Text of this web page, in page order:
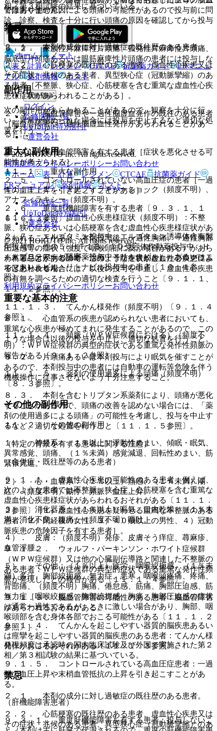
相／第３相試験の結果に基づいている。
禁忌
２．１． 本剤の成分に対し過敏症の既往歴のある患者。
２．２． 心筋梗塞の既往歴のある患者、虚血性心疾患又は
その症状・兆候のある患者、異型狭心症（冠動脈攣縮）のあ
る患者［不整脈、狭心症、心筋梗塞を含む重篤な虚血性心疾
患様症状があらわれることがある］。
２．３． 脳血管障害や一過性脳虚血発作の既往のある患者
［脳血管障害や一過性脳虚血性発作があらわれることがあ
る］。
２．４． 末梢血管障害を有する患者［症状を悪化させる可
能性が考えられる］。
２．５． コントロールされていない高血圧症の患者［一過
性の血圧上昇を引き起こすことがある］。
２．６． 重度肝機能障害を有する患者〔９．３．１、１
６．６．３参照〕。
２．７． エルゴタミン投与中、エルゴタミン誘導体含有製
剤投与中、他の５−ＨＴ１Ｂ／１Ｄ受容体作動薬投与中、Ｈ
ＩＶプロテアーゼ阻害薬投与中（リトナビル）、あるいはニ
ルマトレルビル・リトナビル投与中の患者〔１０．１参
照〕。
重要な基本的注意
８．１． 心血管系の疾患が認められない患者においても、
重篤な心疾患が極めてまれに発生することがあるので、この
ような場合は以後の投与を中止し、適切な処置を行うこと。
８．２． 片頭痛あるいは本剤投与により眠気を催すことが
あるので、本剤投与中の患者には自動車の運転等危険を伴う
機械操作に従事させないよう十分注意すること。
８．３． 本剤を含むトリプタン系薬剤により、頭痛が悪化
することがあるので、頭痛の改善を認めない場合には、「薬
剤の使用過多による頭痛」の可能性を考慮し、投与を中止す
るなど、適切な処置を行うこと〔１１．１．５参照〕。
（特定の背景を有する患者に関する注意）
（合併症・既往歴等のある患者）
９．１．１． 虚血性心疾患の可能性のある患者：例えば、
次のような患者では不整脈、狭心症、心筋梗塞を含む重篤な
虚血性心疾患様症状があらわれるおそれがある〔１１．１．
２参照〕［１）虚血性心疾患を疑わせる重篤な不整脈のある
患者、２）閉経後の女性、３）４０歳以上の男性、４）冠動
脈疾患の危険因子を有する患者］。
９．１．２． ウォルフ・パーキンソン・ホワイト症候群
（ＷＰＷ症候群）又は他の心臓副伝導路と関連した不整脈の
ある患者：ＷＰＷ症候群の典型的症状である重篤な発作性頻
脈が発現したとの報告がある〔１１．１．４参照〕。
９．１．３． 脳血管障害の可能性のある患者：脳血管障害
があらわれるおそれがある。
９．１．４． てんかんを起こしやすい器質的脳疾患あるい
は痙攣を起こしやすい器質的脳疾患のある患者：てんかん様
発作がおこるおそれがある〔１１．１．３参照〕。
９．１．５． コントロールされている高血圧症患者：一過
性の血圧上昇や末梢血管抵抗の上昇を引き起こすことがあ
る。
（肝機能障害患者）
９．３．１． 重度肝機能障害を有する患者：投与しないこ
管障害や他の原因による頭痛の可能性があるので投与前に問
診、診察、検査を十分に行い頭痛の原因を確認してから投与
すること。
５．２． 家族性片麻痺性片頭痛、孤発性片麻痺性片頭痛、
脳底型片頭痛あるいは眼筋麻痺性片頭痛の患者には投与しな
いこと。
副作用
次の副作用があらわれることがあるので、観察を十分に行
い、異常が認められた場合には投与を中止するなど適切な処
置を行うこと。
重大な副作用
１１．１． 重大な副作用
１１．１．１． アナフィラキシーショック（頻度不明）、
アナフィラキシー（頻度不明）。
１１．１．２． 虚血性心疾患様症状（頻度不明）：不整
脈、狭心症あるいは心筋梗塞を含む虚血性心疾患様症状があ
らわれることがあり、本剤投与後、一過性胸痛、一過性胸部
圧迫感等の症状（強度で咽喉頭部に及ぶ場合がある）があら
われることがあるので、このような症状が虚血性心疾患によ
ると思われる場合には、以後の投与を中止し、虚血性心疾患
の有無を調べるための適切な検査を行うこと〔９．１．１、
１１．２参照〕。
１１．１．３． てんかん様発作（頻度不明）〔９．１．４
参照〕。
１１．１．４． 頻脈（ＷＰＷ症候群における）（頻度不
明）：ＷＰＷ症候群の典型的症状である重篤な発作性頻脈の
報告がある〔９．１．２参照〕。
１１．１．５． 薬剤の使用過多による頭痛（頻度不明）
〔８．３参照〕。
その他の副作用
１１．２． その他の副作用
１）． 神経系：（１％以上）浮動性めまい、傾眠・眠気、
異常感覚、頭痛、（１％未満）感覚減退、回転性めまい、筋
緊張亢進。
２）． 心・血管系：（１％以上）熱感、（１％未満）潮
紅、（頻度不明）動悸、頻脈、血圧上昇。
３）． 消化器系：（１％以上）嘔気、口内乾燥、（１％未
満）消化不良、腹痛、（頻度不明）嘔吐。
４）． 皮膚：（頻度不明）発疹、皮膚そう痒症、蕁麻疹、
血管浮腫。
５）． その他：（１％以上）疲労、咽喉絞扼感、（１％未
満）多汗、胸部絞扼感、無力症、悪寒、咽喉頭疼痛、疼痛、
背部痛、（頻度不明）胸痛、倦怠感、筋痛、胸部圧迫感、筋
無力症［咽喉絞扼感、胸部絞扼感、胸痛、胸部圧迫感の症状
は通常一過性であるが、ときに激しい場合があり、胸部、咽
喉頭部を含む身体各部でおこる可能性がある〔１１．１．２
参照〕］。
発現頻度は承認時の国内臨床試験及び外国で実施された第２
相／第３相試験の結果に基づいている。
禁忌
２．１． 本剤の成分に対し過敏症の既往歴のある患者。
２．２． 心筋梗塞の既往歴のある患者、虚血性心疾患又は
その症状・兆候のある患者、異型狭心症（冠動脈攣縮）のあ
ではありません。
ホーム
ノート
表・計算
レジメン CTCAE 抗菌薬ガイド
ERマニュ
アル
薬剤情報 ポスト
新規登録
ログイン
監修医師一覧
UpToDate特別割引
運営会社
© 2021 HOKUTO Inc. All rights reserved.
利用規約プライバシーポリシーお問い合わせ
ホーム
表・計算 レジメン CTCAE
抗菌薬ガイド
ERマニュアル
薬剤情報 ポスト
監修医師一覧
UpToDate特別割引
運営会社
© 2021 HOKUTO Inc. All rights reserved.
※本製品は疾病の診断・治療・予防を目的としたプログラム
ではありません。
利用規約プライバシーポリシーお問い合わせ